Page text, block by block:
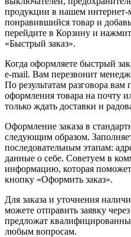
продукции в нашем интернет-
понравившийся товар и
перейдите в Корзину и
«Быстрый заказ».
Когда оформляете быстрый
e-mail. Вам перезвонит
По результатам разговора
оформления товара на почту
только ждать доставки и
Оформление заказа в
следующим образом.
последовательным этапам:
данные о себе. Советуем в
информацию, которая
кнопку «Оформить заказ».
Для заказа и уточнения
можете отправить заявку
предложат
любым вопросам.